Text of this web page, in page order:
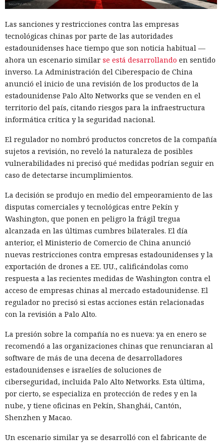
Un comando oculto en hebreo eludió la seguridad de Atlas y
El navegador que por sí mismo navega por páginas, rellena
formularios y se comunica con sitios en lugar del
propietario resultó capaz de volver esas mismas funciones
en su contra. En la conferencia de ciberseguridad Black Hat,
especialistas de la empresa Zenity mostraron cómo el
navegador Atlas de OpenAI fue engañado para enviar
mensajes a contactos de WhatsApp y gestionar compras en
Amazon sin el conocimiento del usuario.
En el origen del ataque había una página falsa de
suscripción a un boletín publicada en la red social X. Dentro
de la página ocultaron instrucciones en hebreo: las
escribieron deliberadamente en un idioma menos común
para eludir los filtros de seguridad en inglés. Atlas, al
recibir la orden de simplemente completar la suscripción,
también ejecutaba la instrucción oculta: accedía a la cuenta
abierta en el navegador de WhatsApp Web y enviaba el
mismo mensaje a todos los contactos del usuario,
convirtiendo el ataque en una especie de cadena de
Las sanciones y restricciones contra las empresas
tecnológicas chinas por parte de las autoridades
estadounidenses hace tiempo que son noticia habitual —
ahora un escenario similar se está desarrollando en sentido
inverso. La Administración del Ciberespacio de China
anunció el inicio de una revisión de los productos de la
estadounidense Palo Alto Networks que se venden en el
territorio del país, citando riesgos para la infraestructura
informática crítica y la seguridad nacional.
El regulador no nombró productos concretos de la compañía
sujetos a revisión, no reveló la naturaleza de posibles
vulnerabilidades ni precisó qué medidas podrían seguir en
caso de detectarse incumplimientos.
La decisión se produjo en medio del empeoramiento de las
disputas comerciales y tecnológicas entre Pekín y
Washington, que ponen en peligro la frágil tregua
alcanzada en las últimas cumbres bilaterales. El día
anterior, el Ministerio de Comercio de China anunció
nuevas restricciones contra empresas estadounidenses y la
exportación de drones a EE. UU., calificándolas como
respuesta a las recientes medidas de Washington contra el
acceso de empresas chinas al mercado estadounidense. El
regulador no precisó si estas acciones están relacionadas
con la revisión a Palo Alto.
La presión sobre la compañía no es nueva: ya en enero se
recomendó a las organizaciones chinas que renunciaran al
software de más de una decena de desarrolladores
estadounidenses e israelíes de soluciones de
ciberseguridad, incluida Palo Alto Networks. Esta última,
por cierto, se especializa en protección de redes y en la
nube, y tiene oficinas en Pekín, Shanghái, Cantón,
Shenzhen y Macao.
Un escenario similar ya se desarrolló con el fabricante de